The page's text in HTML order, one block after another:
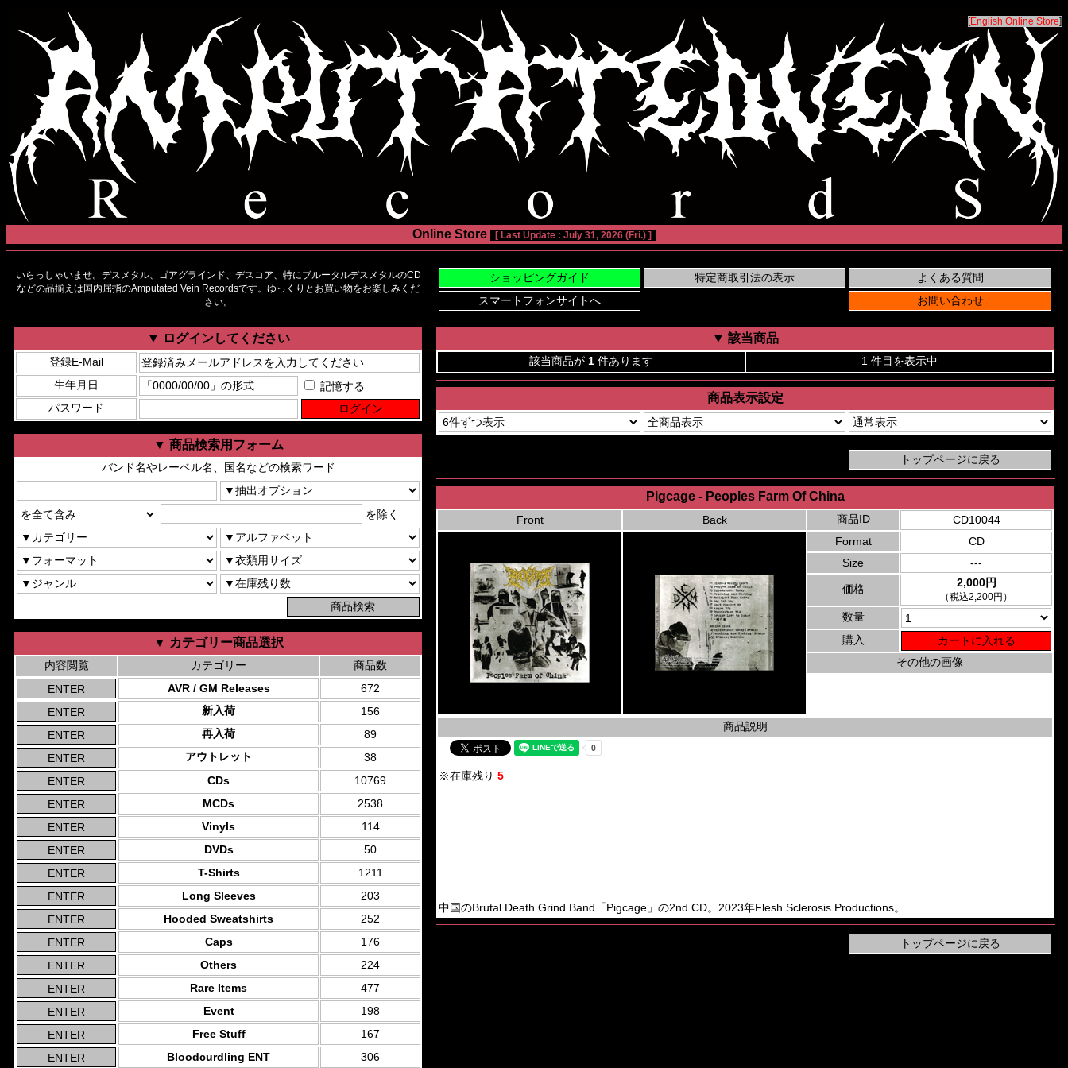
[English Online Store]
Online Store [ Last Update : July 31, 2026 (Fri.) ]
いらっしゃいませ。デスメタル、ゴアグラインド、デスコア、特にブルータルデスメタルのCD
などの品揃えは国内屈指のAmputated Vein Recordsです。ゆっくりとお買い物をお楽しみくだ
さい。
▼ ログインしてください
登録E-Mail
生年月日
記憶する
パスワード
▼ 商品検索用フォーム
バンド名やレーベル名、国名などの検索ワード
を除く
▼ カテゴリー商品選択
内容閲覧 カテゴリー
商品数
AVR / GM Releases
672
新入荷
156
再入荷
89
アウトレット
38
CDs
10769
MCDs
2538
Vinyls
114
DVDs
50
T-Shirts
1211
Long Sleeves
203
Hooded Sweatshirts
252
Caps
176
Others
224
Rare Items
477
Event
198
Free Stuff
167
Bloodcurdling ENT
306
▼ 該当商品
該当商品が 1 件あります 1 件目を表示中
商品表示設定
Pigcage - Peoples Farm Of China
Front Back 商品ID
CD10044
Format
CD
Size
---
価格 2,000円
（税込2,200円）
数量
購入
その他の画像
商品説明
※在庫残り 5
中国のBrutal Death Grind Band「Pigcage」の2nd CD。2023年Flesh Sclerosis Productions。